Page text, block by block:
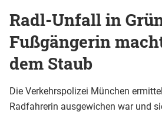
Radl-Unfall in
Fußgängerin
dem Staub
Die Verkehrspolizei München
Radfahrerin ausgewichen war und